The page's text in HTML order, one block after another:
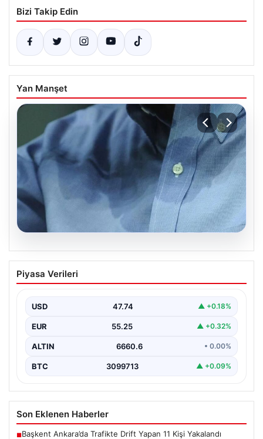
Bizi Takip Edin
Yan Manşet
Yargıtay’dan Emsal Karar: Temizlik
İhmaline Tazminat Cezası
göstermemenin ciddi sonuçlar doğurabileceğine dair
örnek…
Piyasa Verileri
USD 47.74 ▲ +0.18%
EUR 55.25 ▲ +0.32%
ALTIN 6660.6 • 0.00%
BTC 3099713 ▲ +0.09%
Son Eklenen Haberler
■Başkent Ankara’da Trafikte Drift Yapan 11 Kişi Yakalandı